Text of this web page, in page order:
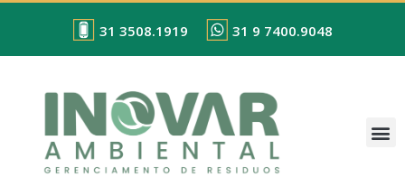
31 3508.1919 31 9 7400.9048